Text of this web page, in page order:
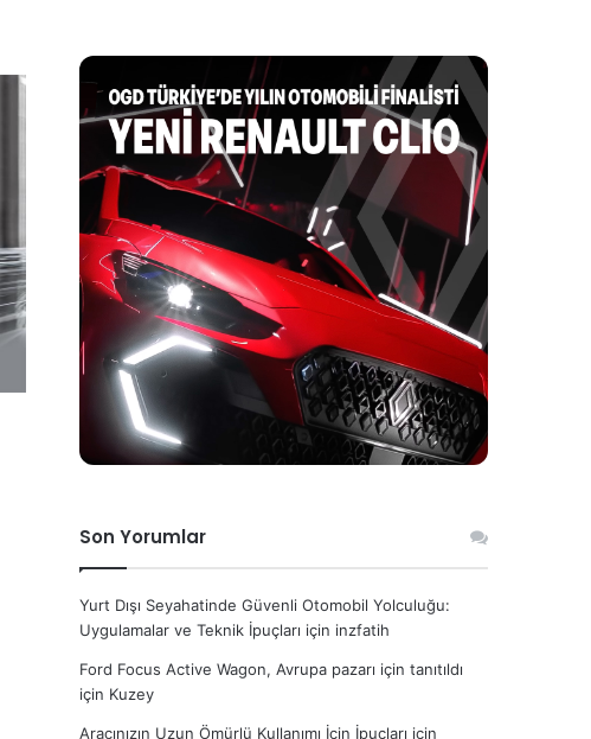
Son Yorumlar
Yurt Dışı Seyahatinde Güvenli Otomobil Yolculuğu:
Uygulamalar ve Teknik İpuçları için inzfatih
Ford Focus Active Wagon, Avrupa pazarı için tanıtıldı
için Kuzey
Aracınızın Uzun Ömürlü Kullanımı İçin İpuçları için